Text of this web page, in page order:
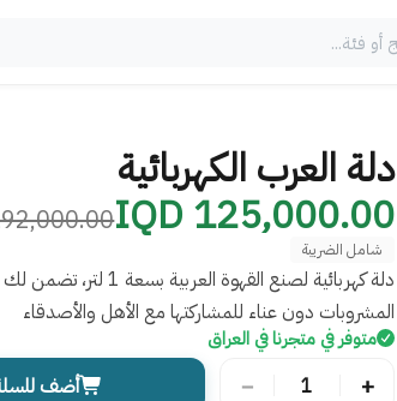
دلة العرب الكهربائية
125,000.00 IQD
IQD
شامل الضريبة
دلة كهربائية لصنع القهوة
المشروبات دون عناء للمشاركتها مع الأهل والأصدقاء
متوفر في متجرنا في العراق
+
1
− أضف